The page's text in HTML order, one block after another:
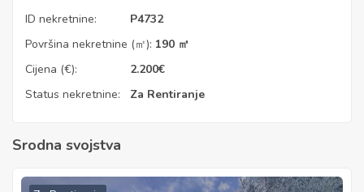
ID nekretnine:
P4732
Površina nekretnine (㎡): 190 ㎡
Cijena (€):
2.200€
Status nekretnine:
Za Rentiranje
Srodna svojstva